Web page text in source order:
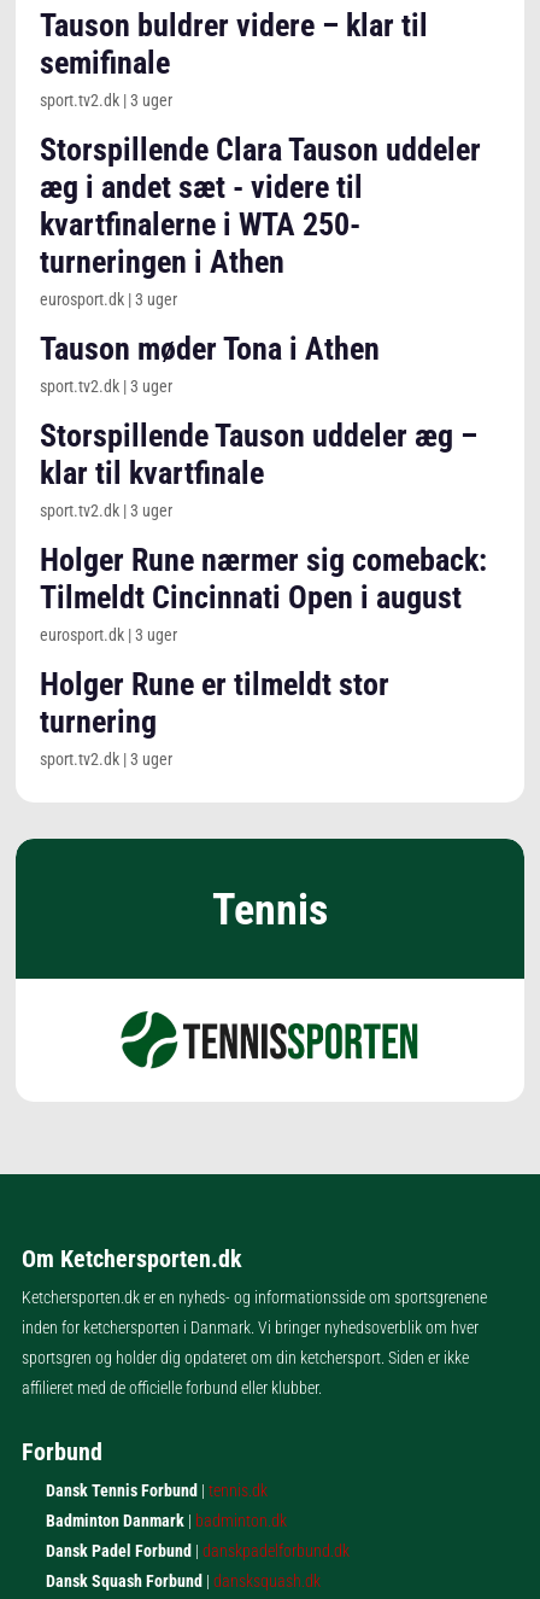
Tauson buldrer videre – klar til
semifinale
sport.tv2.dk |3 uger
Storspillende Clara Tauson uddeler
æg i andet sæt - videre til
kvartfinalerne i WTA 250-
turneringen i Athen
eurosport.dk |3 uger
Tauson møder Tona i Athen
sport.tv2.dk |3 uger
Storspillende Tauson uddeler æg –
klar til kvartfinale
sport.tv2.dk |3 uger
Holger Rune nærmer sig comeback:
Tilmeldt Cincinnati Open i august
eurosport.dk |3 uger
Holger Rune er tilmeldt stor
turnering
sport.tv2.dk |3 uger
Tennis
Om Ketchersporten.dk
Ketchersporten.dk er en nyheds- og informationsside om sportsgrenene
inden for ketchersporten i Danmark. Vi bringer nyhedsoverblik om hver
sportsgren og holder dig opdateret om din ketchersport. Siden er ikke
affilieret med de officielle forbund eller klubber.
Forbund
Dansk Tennis Forbund |tennis.dk
Badminton Danmark | badminton.dk
Dansk Padel Forbund |danskpadelforbund.dk
Dansk Squash Forbund |dansksquash.dk